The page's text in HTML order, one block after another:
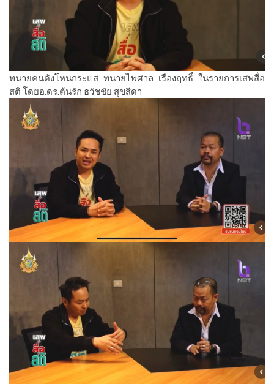
ทนายคนดังโหนกระแส ทนายไพศาล เรืองฤทธิ์ ในรายการเสพสื่อ
สติ โดยอ.ดร.ต้นรัก ธวัชชัย สุขสีดา